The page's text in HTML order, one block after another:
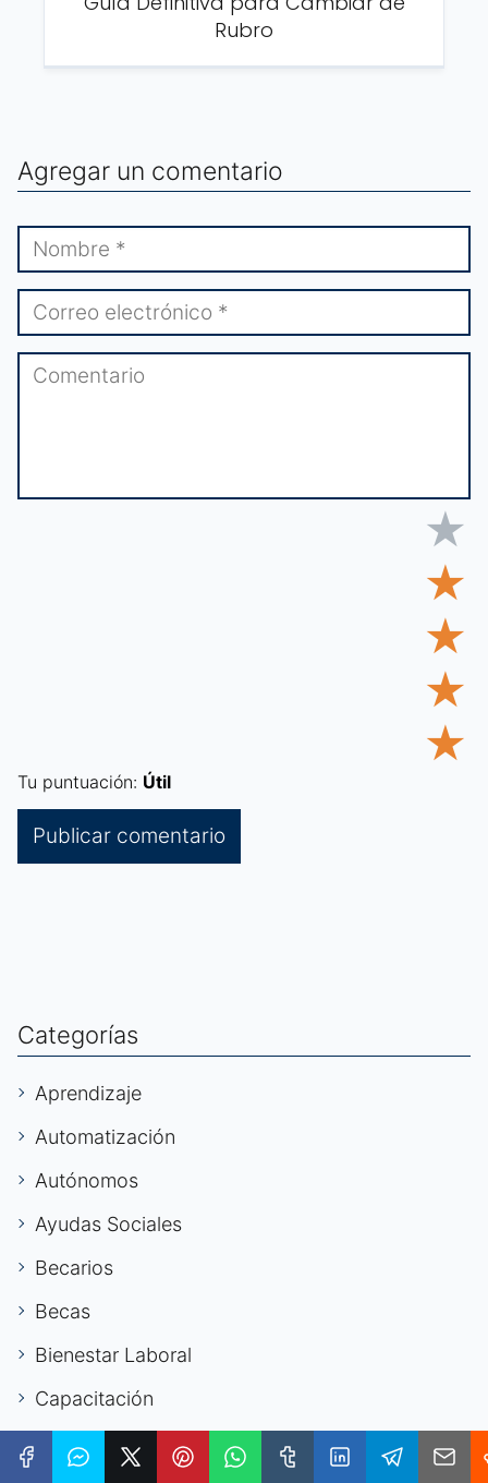
Rubro
Agregar un comentario
★
★
★
★
★
Tu puntuación: Útil
Categorías
Aprendizaje
Automatización
Autónomos
Ayudas Sociales
Becarios
Becas
Bienestar Laboral
Capacitación
Capacitación Laboral